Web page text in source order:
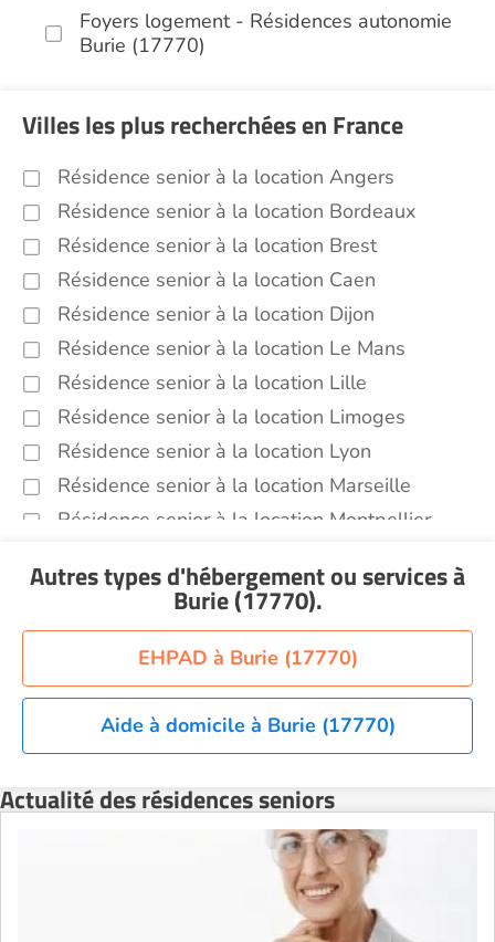
Foyers logement - Résidences autonomie
Burie (17770)
Villes les plus recherchées en France
Résidence senior à la location Angers
Résidence senior à la location Bordeaux
Résidence senior à la location Brest
Résidence senior à la location Caen
Résidence senior à la location Dijon
Résidence senior à la location Le Mans
Résidence senior à la location Lille
Résidence senior à la location Limoges
Résidence senior à la location Lyon
Résidence senior à la location Marseille
Résidence senior à la location Montpellier
Résidence senior à la location Nantes
Résidence senior à la location Orléans
Résidence senior à la location Perpignan
Résidence senior à la location Reims
Résidence senior à la location Rennes
Résidence senior à la location Strasbourg
Résidence senior à la location Toulouse
Autres types d'hébergement ou servicesà
Burie (17770).
EHPAD à Burie (17770)
Aide à domicile à Burie (17770)
Actualité des résidences seniors